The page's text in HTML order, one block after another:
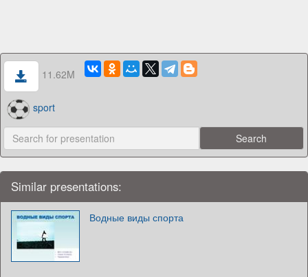
11.62M
sport
Similar presentations:
Водные виды спорта